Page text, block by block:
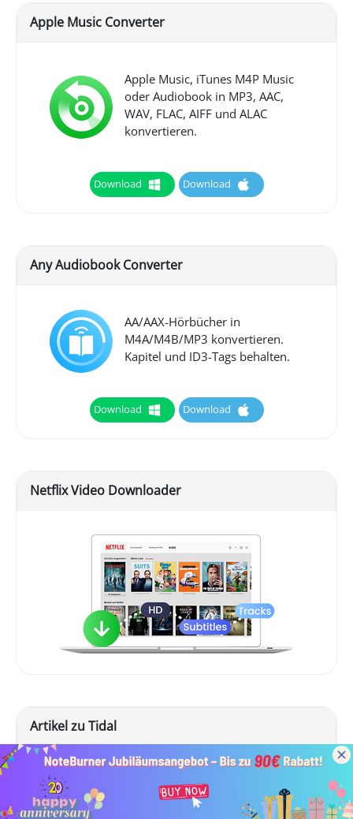
Apple Music Converter
Apple Music, iTunes M4P Music
oder Audiobook in MP3, AAC,
WAV, FLAC, AIFF und ALAC
konvertieren.
Download Download
Any Audiobook Converter
AA/AAX-Hörbücher in
M4A/M4B/MP3 konvertieren.
Kapitel und ID3-Tags behalten.
Download Download
Netflix Video Downloader
Artikel zu Tidal
Tidal-Musik auf den Computer herunterladen
Tidal-Downloads auf USB verschieben